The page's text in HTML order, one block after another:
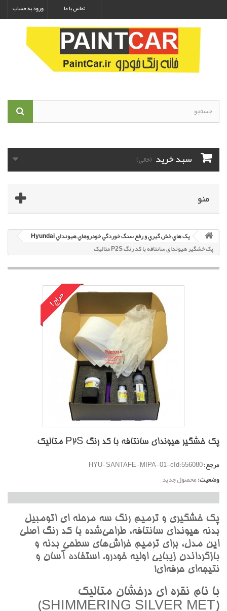
ورود به حساب تماس با ما
سبد خرید (خالی)
منو
پک هاي خش گيري و رفع سنگ خوردگي خودروهاي هيونداي Hyundai
پک خشگير هیوندای سانتافه با کد رنگ P2S متاليک
حراج!
پک خشگير هیوندای سانتافه با کد رنگ P2S متاليک
مرجع:HYU-SANTAFE-MIPA-01-cId:556080
وضعیت:محصول جدید
پک خشگيري و ترميم رنگ سه مرحله اي اتومبيل
بدنه هيونداي سانتافه، طراحي‌شده با کد رنگ اصلي
اين مدل، براي ترميم خراش‌هاي سطحي بدنه و
بازگرداندن زيبايي اوليه خودرو. استفاده آسان و
نتيجه‌اي حرفه‌اي!
با نام نقره اي درخشان متاليک
(SHIMMERING SILVER MET)